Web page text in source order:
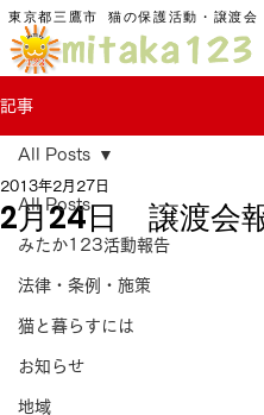
東京都三鷹市 ​猫の保護活動・譲渡会
記事
All Posts
みたか123活動報告
法律・条例・施策
猫と暮らすには
お知らせ
地域
All Posts
2月24日 譲渡会
2013年2月27日